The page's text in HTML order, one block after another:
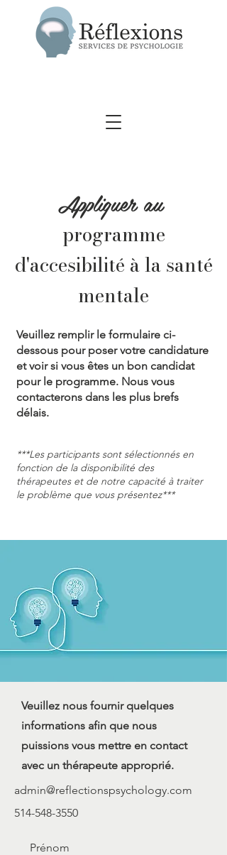
Appliquer au
programme
d'accesibilité à la santé
mentale
Veuillez remplir le formulaire ci-
dessous pour poser votre candidature
et voir si vous êtes un bon candidat
pour le programme. Nous vous
contacterons dans les plus brefs
délais.
***Les participants sont sélectionnés en
fonction de la disponibilité des
thérapeutes et de notre capacité à traiter
le problème que vous présentez***
Veuillez nous fournir quelques
informations afin que nous
puissions vous mettre en contact
avec un thérapeute approprié.
admin@reflectionspsychology.com
514-548-3550
Prénom